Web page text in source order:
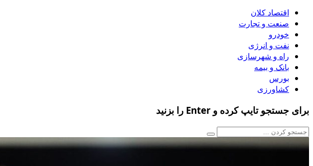
اقتصاد کلان
صنعت و تجارت
خودرو
نفت و انرژی
راه و شهرسازی
بانک و بیمه
بورس
کشاورزی
برای جستجو تایپ کرده و Enter را بزنید